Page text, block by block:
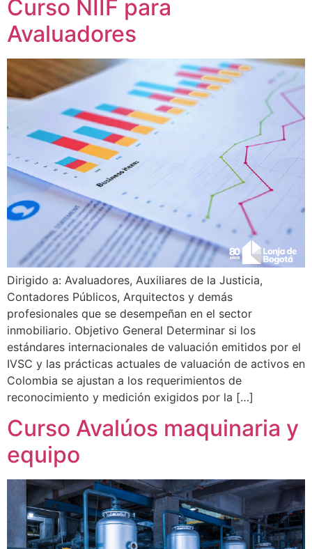
Curso NIIF para
Avaluadores
Dirigido a: Avaluadores, Auxiliares de la Justicia,
Contadores Públicos, Arquitectos y demás
profesionales que se desempeñan en el sector
inmobiliario. Objetivo General Determinar si los
estándares internacionales de valuación emitidos por el
IVSC y las prácticas actuales de valuación de activos en
Colombia se ajustan a los requerimientos de
reconocimiento y medición exigidos por la […]
Curso Avalúos maquinaria y
equipo